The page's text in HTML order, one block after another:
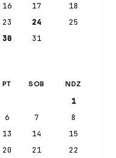
16 17
18
23 24
25
30 31
PT SOB NDZ
1
6 7
8
13 14
15
20 21
22